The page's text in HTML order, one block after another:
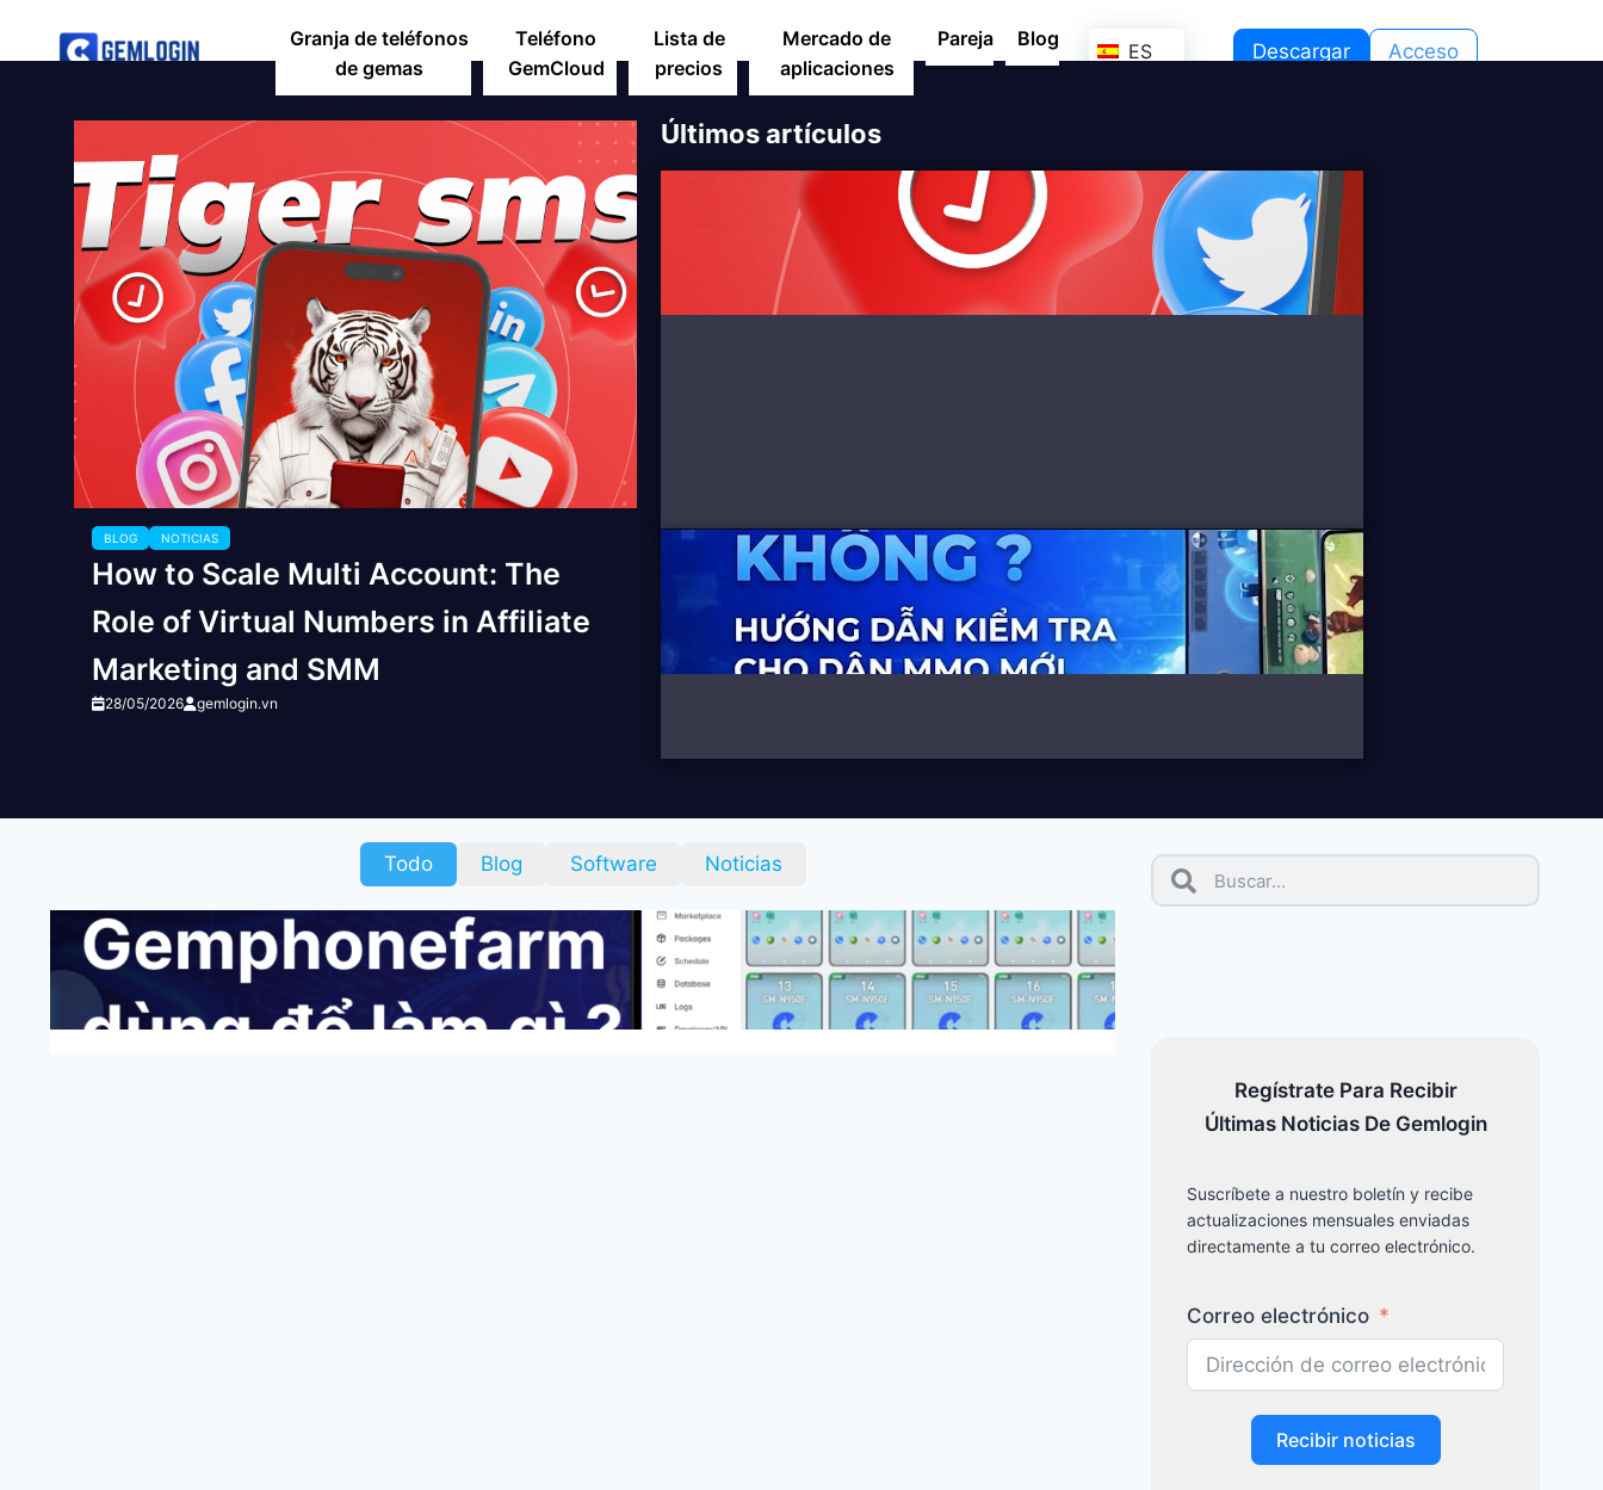
Granja de teléfonos
de gemas
Teléfono
GemCloud
Lista de
precios
Mercado de
aplicaciones
Pareja Blog
ES Descargar Acceso
BLOG NOTICIAS
How to Scale Multi Account: The
Role of Virtual Numbers in Affiliate
Marketing and SMM
28/05/2026 gemlogin.vn
Últimos artículos
Todo Blog Software Noticias
Regístrate Para Recibir
Últimas Noticias De Gemlogin
Suscríbete a nuestro boletín y recibe
actualizaciones mensuales enviadas
directamente a tu correo electrónico.
Correo electrónico
Recibir noticias